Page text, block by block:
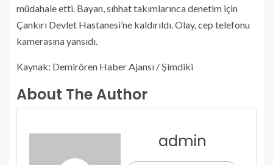
müdahale etti. Bayan, sıhhat takımlarınca denetim için
Çankırı Devlet Hastanesi’ne kaldırıldı. Olay, cep telefonu
kamerasına yansıdı.
Kaynak: Demirören Haber Ajansı / Şimdiki
About The Author
admin